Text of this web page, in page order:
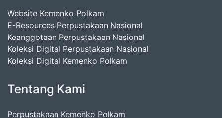
Website Kemenko Polkam
E-Resources Perpustakaan Nasional
Keanggotaan Perpustakaan Nasional
Koleksi Digital Perpustakaan Nasional
Koleksi Digital Kemenko Polkam
Tentang Kami
Perpustakaan Kemenko Polkam